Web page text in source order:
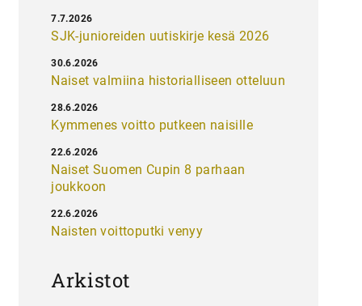
SJK-junioreiden uutiskirje kesä 2026
7.7.2026
Naiset valmiina historialliseen otteluun
30.6.2026
Kymmenes voitto putkeen naisille
28.6.2026
Naiset Suomen Cupin 8 parhaan
joukkoon
22.6.2026
Naisten voittoputki venyy
22.6.2026
Arkistot